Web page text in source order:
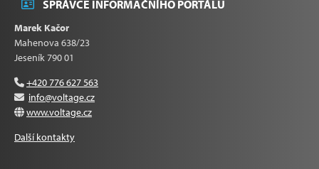
SPRÁVCE INFORMAČNÍHO PORTÁLU
Marek Kačor
Mahenova 638/23
Jeseník 790 01
+420 776 627 563
info@voltage.cz
www.voltage.cz
Další kontakty